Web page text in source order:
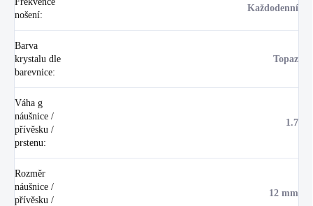
nošení:
Každodenní
Barva
krystalu dle
barevnice:
Topaz
Váha g
náušnice /
přívěsku /
prstenu:
1.7
Rozměr
náušnice /
přívěsku /
12 mm